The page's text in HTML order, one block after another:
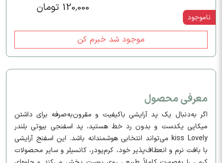
120,000 تومان
ناموجود
موجود شد خبرم کن
معرفی محصول
اگر به‌دنبال یک پد آرایشی باکیفیت و مقرون‌به‌صرفه برای داشتن
میکاپی یکدست و بدون رد خط هستید، پد اسفنجی بیوتی بلندر
kiss Lovely می‌تواند انتخابی هوشمندانه باشد. این اسفنج آرایشی
با بافت نرم و انعطاف‌پذیر خود، کرم‌پودر، کانسیلر و سایر محصولات